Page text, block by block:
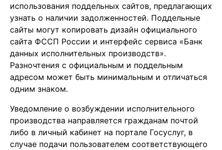
использования поддельных сайтов, предлагающих
узнать о наличии задолженностей. Поддельные
сайты могут копировать дизайн официального
сайта ФССП России и интерфейс сервиса «Банк
данных исполнительных производств».
Разночтения с официальным и поддельным
адресом может быть минимальным и отличаться
одним знаком.
Уведомление о возбуждении исполнительного
производства направляется гражданам почтой
либо в личный кабинет на портале Госуслуг, в
случае подачи пользователем соответствующего